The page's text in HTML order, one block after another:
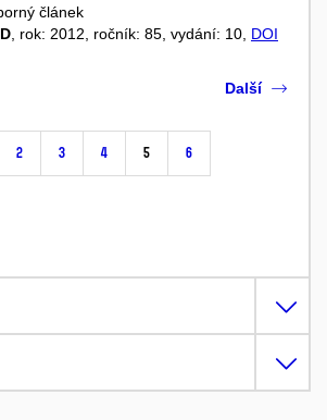
článek
, rok: 2012, ročník: 85, vydání: 10, DOI
2 3 4 5 6
Další